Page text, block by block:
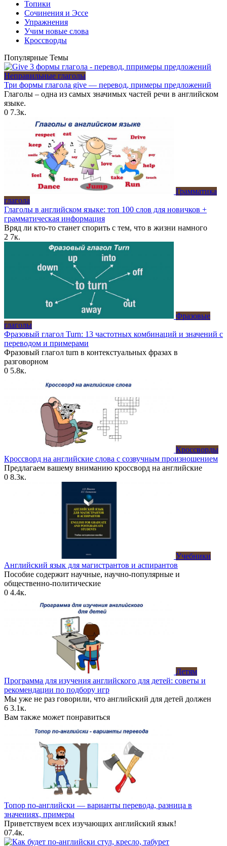
Топики
Сочинения и Эссе
Упражнения
Учим новые слова
Кроссворды
Популярные Темы
Неправильные глаголы
Три формы глагола give — перевод, примеры предложений
Глаголы – одна из самых значимых частей речи в английском
языке.
0 7.3к.
Грамматика
глагола
Глаголы в английском языке: топ 100 слов для новичков +
грамматическая информация
Вряд ли кто-то станет спорить с тем, что в жизни намного
2 7к.
Фразовые
глаголы
Фразовый глагол Turn: 13 частотных комбинаций и значений с
переводом и примерами
Фразовый глагол turn в контекстуальных фразах в
разговорном
0 5.8к.
Кроссворды
Кроссворд на английские слова с созвучным произношением
Предлагаем вашему вниманию кроссворд на английские
0 8.3к.
Учебники
Английский язык для магистрантов и аспирантов
Пособие содержит научные, научно-популярные и
общественно-политические
0 4.4к.
Детям
Программа для изучения английского для детей: советы и
рекомендации по подбору игр
Мы уже не раз говорили, что английский для детей должен
6 3.1к.
Вам также может понравиться
Топор по-английски — варианты перевода, разница в
значениях, примеры
Приветствуем всех изучающих английский язык!
07.4к.